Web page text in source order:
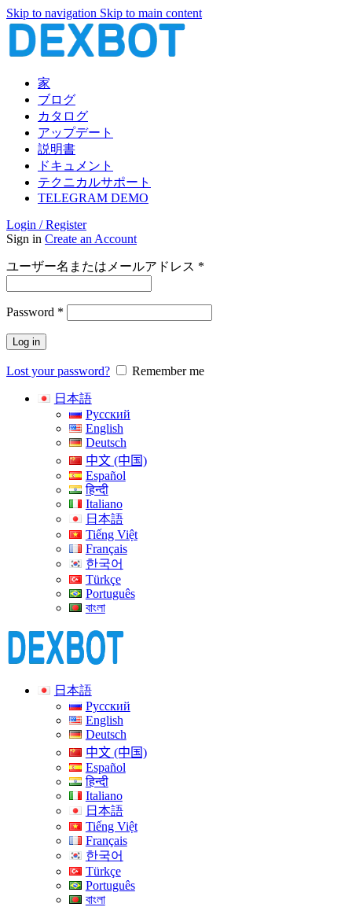
Skip to navigation Skip to main content
家
ブログ
カタログ
アップデート
説明書
ドキュメント
テクニカルサポート
TELEGRAM DEMO
Login / Register
Sign in Create an Account
ユーザー名またはメールアドレス *
Password *
Log in
Lost your password? Remember me
日本語
Русский
English
Deutsch
中文 (中国)
Español
हिन्दी
Italiano
日本語
Tiếng Việt
Français
한국어
Türkçe
Português
বাংলা
日本語
Русский
English
Deutsch
中文 (中国)
Español
हिन्दी
Italiano
日本語
Tiếng Việt
Français
한국어
Türkçe
Português
বাংলা